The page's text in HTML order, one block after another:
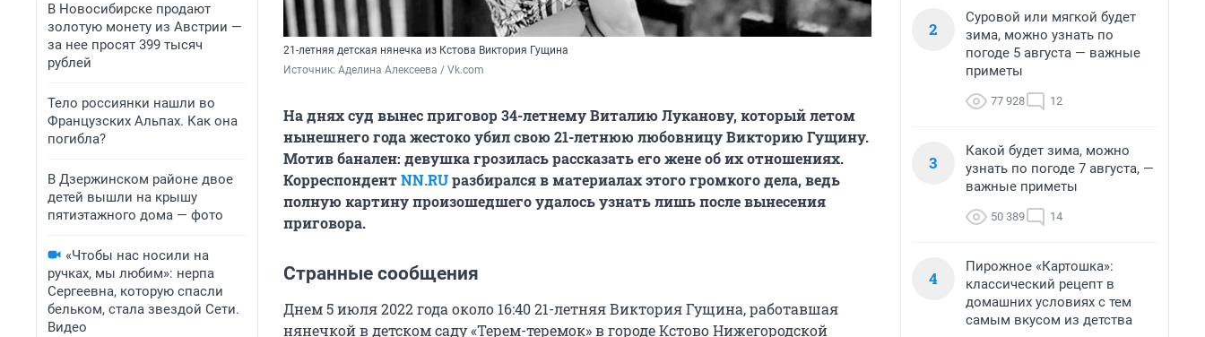
В Новосибирске продают
золотую монету из Австрии —
за нее просят 399 тысяч
рублей
Тело россиянки нашли во
Французских Альпах. Как она
погибла?
В Дзержинском районе двое
детей вышли на крышу
пятиэтажного дома — фото
«Чтобы нас носили на
ручках, мы любим»: нерпа
Сергеевна, которую спасли
бельком, стала звездой Сети.
Видео
21-летняя детская нянечка из Кстова Виктория Гущина
Источник: Аделина Алексеева / Vk.com
На днях суд вынес приговор 34-летнему Виталию Луканову, который летом
нынешнего года жестоко убил свою 21-летнюю любовницу Викторию Гущину.
Мотив банален: девушка грозилась рассказать его жене об их отношениях.
КорреспондентNN.RUразбирался в материалах этого громкого дела, ведь
полную картину произошедшего удалось узнать лишь после вынесения
приговора.
Странные сообщения
Днем 5 июля 2022 года около 16:40 21-летняя Виктория Гущина, работавшая
нянечкой в детском саду «Терем-теремок» в городе Кстово Нижегородской
2
Суровой или мягкой будет
зима, можно узнать по
погоде 5 августа — важные
приметы
77 928 12
3
Какой будет зима, можно
узнать по погоде 7 августа, —
важные приметы
50 389 14
4
Пирожное «Картошка»:
классический рецепт в
домашних условиях с тем
самым вкусом из детства